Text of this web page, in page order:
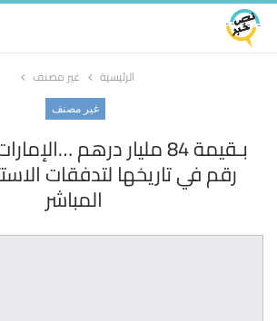
الرئيسية غير مصنف
غير مصنف
بـقيمة 84 مليار درهم
رقم في تاريخها لتدفقات
المباشر